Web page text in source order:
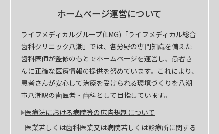
ホームページ運営について
ライフメディカルグループ(LMG)「ライフメディカル総合
歯科クリニック八潮」では、各分野の専門知識を備えた
歯科医師が監修のもとでホームページを運営し、患者さ
んに正確な医療情報の提供を努めています。これにより、
患者さんが安心して治療を受けられる環境づくりを八潮
市八潮駅の歯医者・歯科として目指しています。
医療法における病院等の広告規制について
医業若しくは歯科医業又は病院若しくは診療所に関する